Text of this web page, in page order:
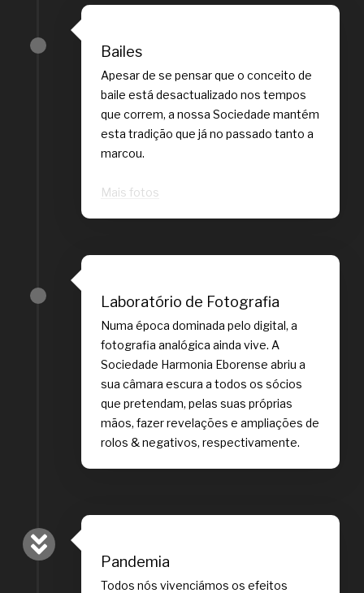
Bailes
Apesar de se pensar que o conceito de
baile está desactualizado nos tempos
que correm, a nossa Sociedade mantém
esta tradição que já no passado tanto a
marcou.
Mais fotos
Laboratório de Fotografia
Numa época dominada pelo digital, a
fotografia analógica ainda vive. A
Sociedade Harmonia Eborense abriu a
sua câmara escura a todos os sócios
que pretendam, pelas suas próprias
mãos, fazer revelações e ampliações de
rolos & negativos, respectivamente.
Pandemia
Todos nós vivenciámos os efeitos